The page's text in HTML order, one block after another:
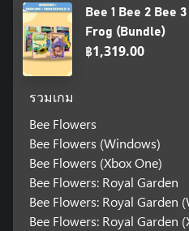
Bee 1 Bee 2 Bee
Frog (Bundle)
฿1,319.00
รวมเกม
Bee Flowers
Bee Flowers (Windows)
Bee Flowers (Xbox One)
Bee Flowers: Royal Garden
Bee Flowers: Royal Garden
Bee Flowers: Royal Garden